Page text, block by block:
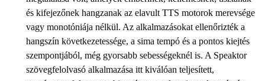
és kifejezőnek hangzanak az elavult TTS motorok merevsége
vagy monotóniája nélkül. Az alkalmazásokat ellenőrizték a
hangszín következetessége, a sima tempó és a pontos kiejtés
szempontjából, még gyorsabb sebességeknél is. A Speaktor
szövegfelolvasó alkalmazása itt kiválóan teljesített,